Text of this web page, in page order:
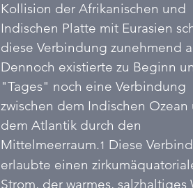
Kollision der Afrikanischen und
Indischen Platte mit Eurasien
diese Verbindung zunehmend
Dennoch existierte zu Beginn
"Tages" noch eine Verbindung
zwischen dem Indischen Ozean
dem Atlantik durch den
Mittelmeerraum.1 Diese
erlaubte einen
Strom, der warmes, salzhaltiges